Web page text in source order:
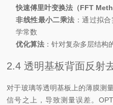
快速傅里叶变换法（FFT
非线性最小二乘法 ：通过拟
学常数
优化算法 ：针对复杂多层结构
2.4 透明基板背面反射
对于玻璃等透明基板上的薄膜测
信号之上，导致测量误差。